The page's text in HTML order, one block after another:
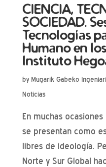
CIENCIA,
SOCIEDAD.
Tecnologías
Humano en
Instituto
by Mugarik Gabeko
Noticias
En muchas
se presentan como
libres de ideología.
Norte y Sur Global